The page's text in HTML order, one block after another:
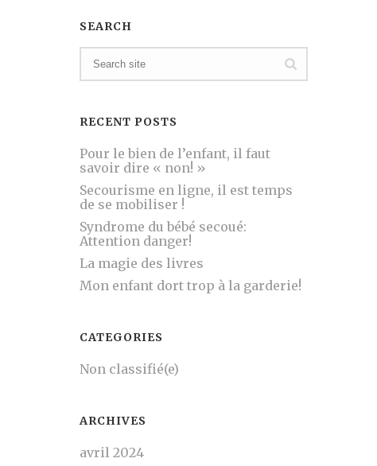
SEARCH
RECENT POSTS
Pour le bien de l’enfant, il faut
savoir dire « non! »
Secourisme en ligne, il est temps
de se mobiliser !
Syndrome du bébé secoué:
Attention danger!
La magie des livres
Mon enfant dort trop à la garderie!
CATEGORIES
Non classifié(e)
ARCHIVES
avril 2024